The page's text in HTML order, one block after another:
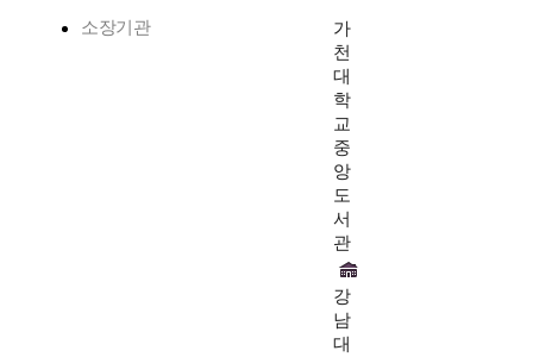
소장기관
가
천
대
학
교
중
앙
도
서
관
강
남
대